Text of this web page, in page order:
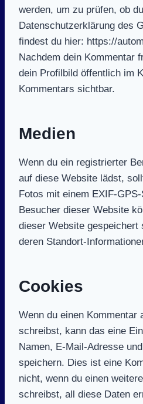
werden, um zu prüfen, ob
Datenschutzerklärung des
findest du hier: https://
Nachdem dein Kommentar
dein Profilbild öffentlich im
Kommentars sichtbar.
Medien
Wenn du ein registrierter
auf diese Website lädst,
Fotos mit einem EXIF-
Besucher dieser Website
dieser Website gespeichert
deren Standort-
Cookies
Wenn du einen Kommentar
schreibst, kann das eine
Namen, E-Mail-Adresse
speichern. Dies ist eine
nicht, wenn du einen
schreibst, all diese Daten